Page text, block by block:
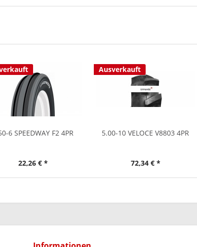
6 SPEEDWAY F2 4PR
22,26 € *
Ausverkauft
5.00-10 VELOCE V8803 4PR
72,34 € *